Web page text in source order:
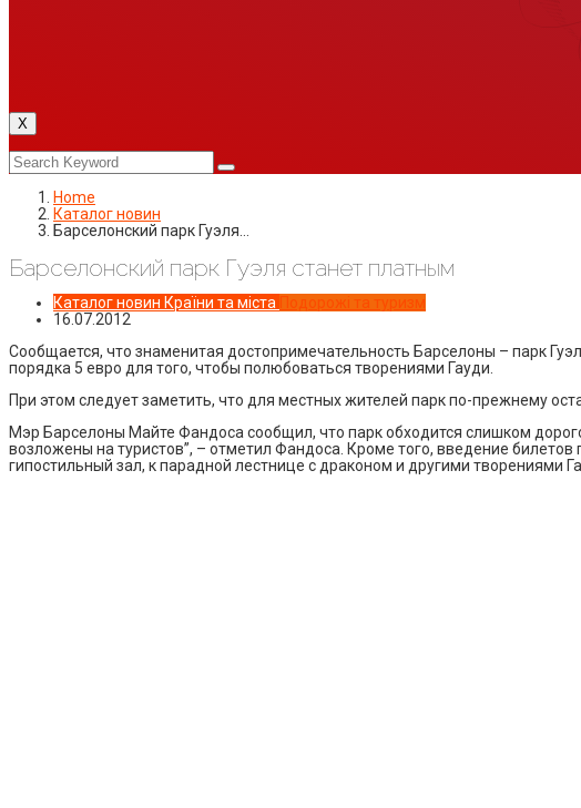
X
Home
Каталог новин
Барселонский парк Гуэля…
Барселонский парк Гуэля станет платным
Каталог новин Країни та міста Подорожі та туризм
16.07.2012
Сообщается, что знаменитая достопримечательность Барселоны – парк
порядка 5 евро для того, чтобы полюбоваться творениями Гауди.
При этом следует заметить, что для местных жителей парк по-прежнему
Мэр Барселоны Майте Фандоса сообщил, что парк обходится слишком
возложены на туристов”, – отметил Фандоса. Кроме того, введение
гипостильный зал, к парадной лестнице с драконом и другими творениями